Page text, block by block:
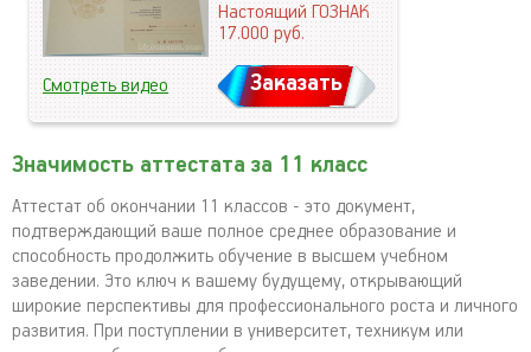
Настоящий ГОЗНАК
17.000руб.
Смотреть видео Заказать
Значимость аттестата за 11 класс
Аттестат об окончании 11 классов - это документ,
подтверждающий ваше полное среднее образование и
способность продолжить обучение в высшем учебном
заведении. Это ключ к вашему будущему, открывающий
широкие перспективы для профессионального роста и личного
развития. При поступлении в университет, техникум или